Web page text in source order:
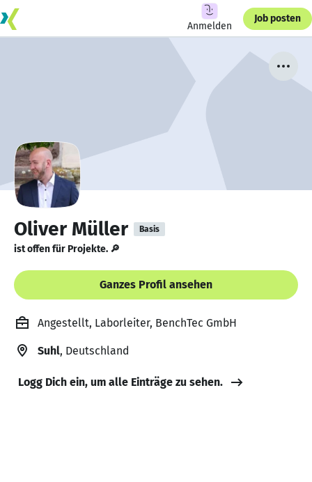
Anmelden
Job posten
Oliver Müller Basis
ist offen für Projekte. 🔎
Ganzes Profil ansehen
Angestellt, Laborleiter, BenchTec GmbH
Suhl, Deutschland
Logg Dich ein, um alle Einträge zu sehen.